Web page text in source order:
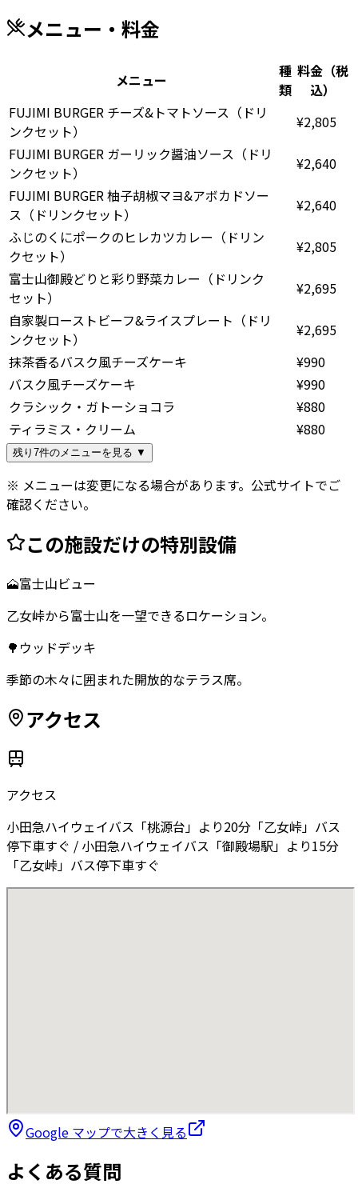
メニュー・料金
メニュー
種
類
料金（税
込）
FUJIMI BURGER チーズ&トマトソース（ドリ
ンクセット）
¥2,805
FUJIMI BURGER ガーリック醤油ソース（ドリ
ンクセット）
¥2,640
FUJIMI BURGER 柚子胡椒マヨ&アボカドソー
ス（ドリンクセット）
¥2,640
ふじのくにポークのヒレカツカレー（ドリン
クセット）
¥2,805
富士山御殿どりと彩り野菜カレー（ドリンク
セット）
¥2,695
自家製ローストビーフ&ライスプレート（ドリ
ンクセット）
¥2,695
抹茶香るバスク風チーズケーキ
¥990
バスク風チーズケーキ
¥990
クラシック・ガトーショコラ
¥880
ティラミス・クリーム
¥880
残り7件のメニューを見る ▼
※ メニューは変更になる場合があります。公式サイトでご
確認ください。
この施設だけの特別設備
🗻富士山ビュー
乙女峠から富士山を一望できるロケーション。
🌳 ウッドデッキ
季節の木々に囲まれた開放的なテラス席。
アクセス
アクセス
小田急ハイウェイバス「桃源台」より20分「乙女峠」バス
停下車すぐ / 小田急ハイウェイバス「御殿場駅」より15分
「乙女峠」バス停下車すぐ
Google マップで大きく見る
よくある質問